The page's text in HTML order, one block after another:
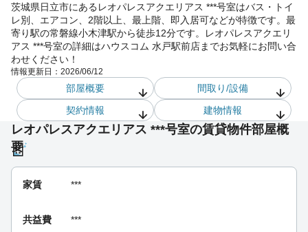
茨城県日立市にあるレオパレスアクエリアス ***号室はバス・トイ
レ別、エアコン、2階以上、最上階、即入居可などが特徴です。最
寄り駅の常磐線小木津駅から徒歩12分です。レオパレスアクエリ
アス ***号室の詳細はハウスコム 水戸駅前店までお気軽にお問い合
わせください！
情報更新日： 2026/06/12
部屋概要
間取り/設備
契約情報
建物情報
レオパレスアクエリアス ***号室の賃貸物件部屋概
要
家賃 ***
共益費 ***